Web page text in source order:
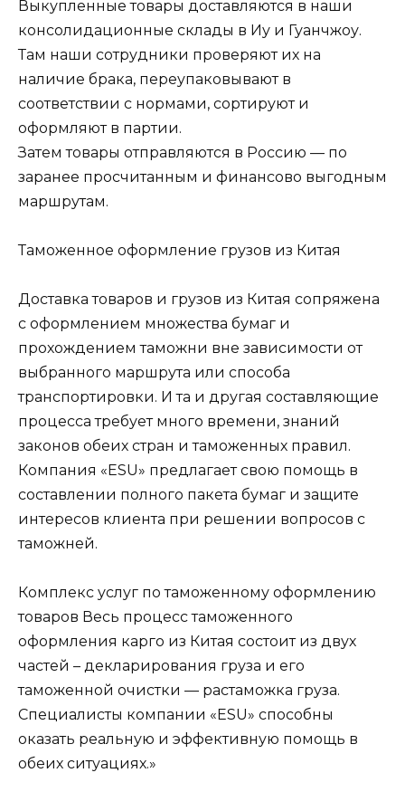
Выкупленные товары доставляются в наши
консолидационные склады в Иу и Гуанчжоу.
Там наши сотрудники проверяют их на
наличие брака, переупаковывают в
соответствии с нормами, сортируют и
оформляют в партии.
Затем товары отправляются в Россию — по
заранее просчитанным и финансово выгодным
маршрутам.
Таможенное оформление грузов из Китая
Доставка товаров и грузов из Китая сопряжена
с оформлением множества бумаг и
прохождением таможни вне зависимости от
выбранного маршрута или способа
транспортировки. И та и другая составляющие
процесса требует много времени, знаний
законов обеих стран и таможенных правил.
Компания «ESU» предлагает свою помощь в
составлении полного пакета бумаг и защите
интересов клиента при решении вопросов с
таможней.
Комплекс услуг по таможенному оформлению
товаров Весь процесс таможенного
оформления карго из Китая состоит из двух
частей – декларирования груза и его
таможенной очистки — растаможка груза.
Специалисты компании «ESU» способны
оказать реальную и эффективную помощь в
обеих ситуациях.»